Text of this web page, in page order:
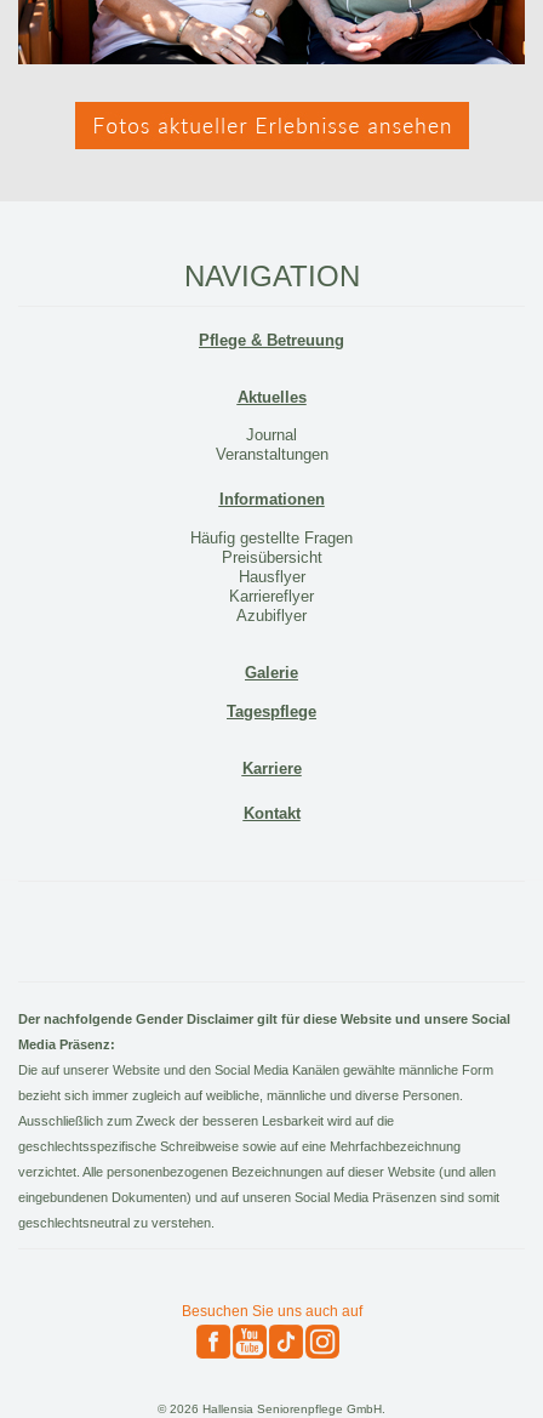
NAVIGATION
Pflege & Betreuung
Aktuelles
Journal
Veranstaltungen
Informationen
Häufig gestellte Fragen
Preisübersicht
Hausflyer
Karriereflyer
Azubiflyer
Galerie
Tagespflege
Karriere
Kontakt
Der nachfolgende Gender Disclaimer gilt für diese Website und unsere Social
Media Präsenz:
Die auf unserer Website und den Social Media Kanälen gewählte männliche Form
bezieht sich immer zugleich auf weibliche, männliche und diverse Personen.
Ausschließlich zum Zweck der besseren Lesbarkeit wird auf die
geschlechtsspezifische Schreibweise sowie auf eine Mehrfachbezeichnung
verzichtet. Alle personenbezogenen Bezeichnungen auf dieser Website (und allen
eingebundenen Dokumenten) und auf unseren Social Media Präsenzen sind somit
geschlechtsneutral zu verstehen.
Besuchen Sie uns auch auf
© 2026 Hallensia Seniorenpflege GmbH.